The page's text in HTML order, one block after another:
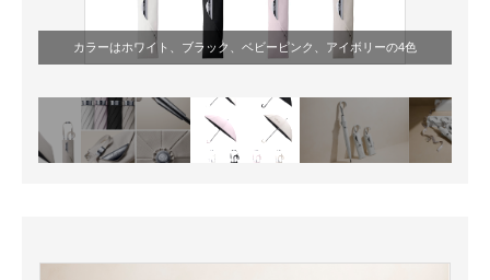
カラーはホワイト、ブラック、ベビーピンク、アイボリーの4色